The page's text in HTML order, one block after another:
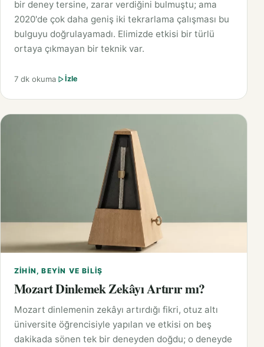
bir deney tersine, zarar verdiğini bulmuştu; ama
2020'de çok daha geniş iki tekrarlama çalışması bu
bulguyu doğrulayamadı. Elimizde etkisi bir türlü
ortaya çıkmayan bir teknik var.
7 dk okuma İzle
ZIHIN, BEYIN VE BILIŞ
Mozart Dinlemek Zekâyı Artırır mı?
Mozart dinlemenin zekâyı artırdığı fikri, otuz altı
üniversite öğrencisiyle yapılan ve etkisi on beş
dakikada sönen tek bir deneyden doğdu; o deneyde